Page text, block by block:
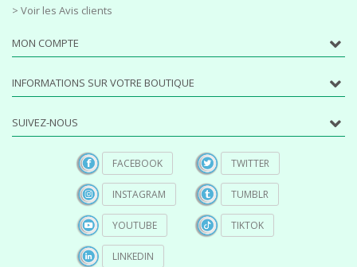
> Voir les Avis clients
MON COMPTE
INFORMATIONS SUR VOTRE BOUTIQUE
SUIVEZ-NOUS
FACEBOOK
INSTAGRAM
YOUTUBE
LINKEDIN
TWITTER
TUMBLR
TIKTOK